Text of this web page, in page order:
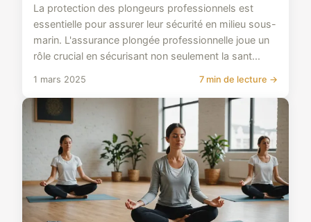
La protection des plongeurs professionnels est
essentielle pour assurer leur sécurité en milieu sous-
marin. L'assurance plongée professionnelle joue un
rôle crucial en sécurisant non seulement la sant...
1 mars 2025 7 min de lecture →